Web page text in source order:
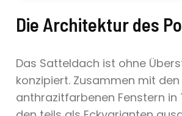
Die Architektur des
Das Satteldach ist ohne
konzipiert. Zusammen mit
anthrazitfarbenen Fenstern in